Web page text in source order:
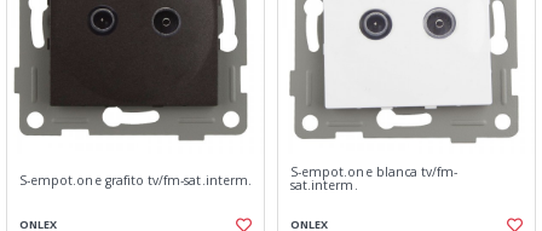
S-empot.one grafito tv/fm-sat.interm.
ONLEX
S-empot.one blanca tv/fm-
sat.interm.
ONLEX